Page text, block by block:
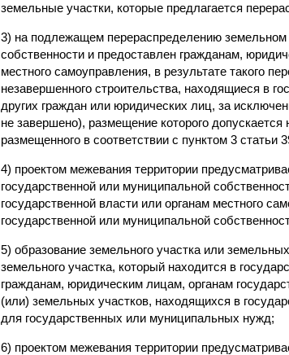
земельные участки, которые предлагается
3) на подлежащем перераспределению земельном
собственности и предоставлен гражданам,
местного самоуправления, в результате такого
незавершенного строительства, находящиеся в
других граждан или юридических лиц, за
не завершено), размещение которого допускается
размещенного в соответствии с пунктом 3 статьи
4) проектом межевания территории
государственной или муниципальной
государственной власти или органам местного
государственной или муниципальной
5) образование земельного участка или
земельного участка, который находится в
гражданам, юридическим лицам, органам
(или) земельных участков, находящихся в
для государственных или муниципальных нужд;
6) проектом межевания территории